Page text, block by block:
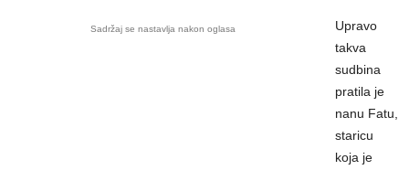
Sadržaj se nastavlja nakon oglasa
Upravo
takva
sudbina
pratila je
nanu Fatu,
staricu
koja je